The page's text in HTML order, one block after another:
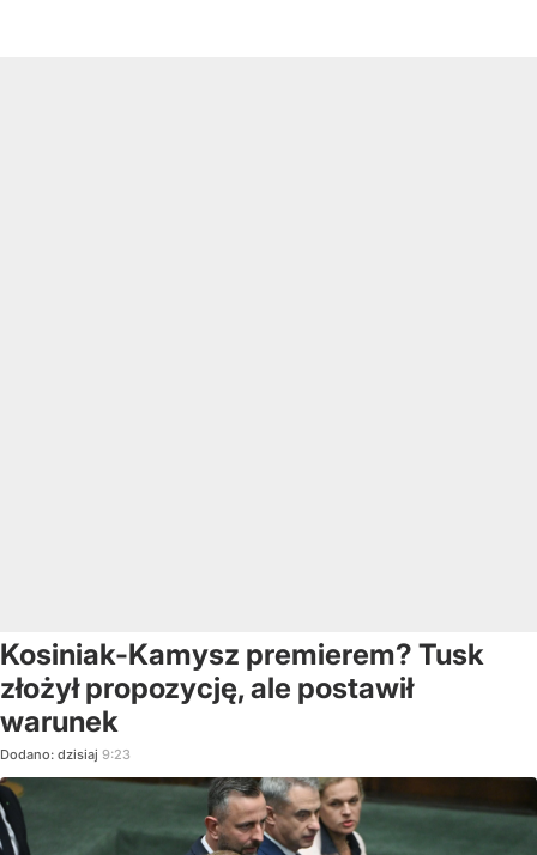
Kosiniak-Kamysz premierem? Tusk
złożył propozycję, ale postawił
warunek
Dodano: dzisiaj 9:23